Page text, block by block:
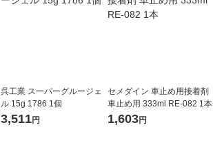
呉工業 スーパーグルージェ
ル 15g 1786 1個
3,511円
セメダイン 車止め用接着剤
車止め用 333ml RE-082 1本
1,603円